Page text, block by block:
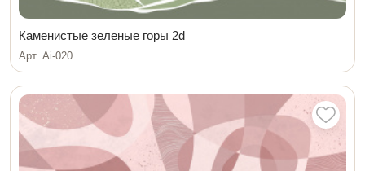
Каменистые зеленые горы 2d
Арт. Ai-020